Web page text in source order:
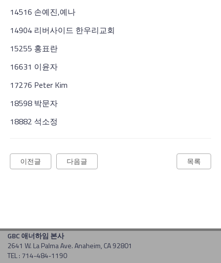
14516 손예진,예나
14904 리버사이드 한우리교회
15255 홍표란
16631 이윤자
17276 Peter Kim
18598 박문자
18882 석소정
다음글
이전글 목록
GBC 애너하임 본사
2641 W. La Palma Ave. Anaheim, CA 92801
TEL : 714-484-1190